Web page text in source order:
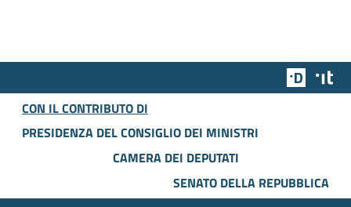
Team
CON IL CONTRIBUTO DI
PRESIDENZA DEL CONSIGLIO DEI MINISTRI
CAMERA DEI DEPUTATI
SENATO DELLA REPUBBLICA